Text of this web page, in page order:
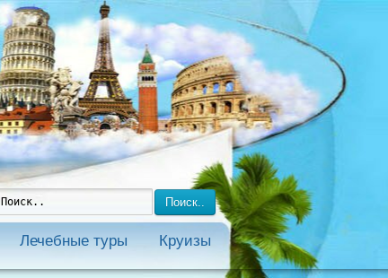
Поиск..
Лечебные туры Круизы